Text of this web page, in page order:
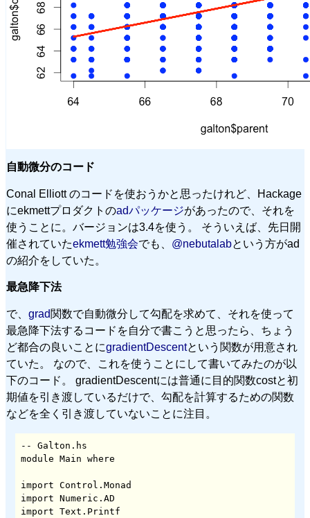
自動微分のコード
Conal Elliott のコードを使おうかと思ったけれど、Hackage
にekmettプロダクトのadパッケージがあったので、それを
使うことに。バージョンは3.4を使う。 そういえば、先日開
催されていたekmett勉強会でも、 @nebutalabという方がad
の紹介をしていた。
最急降下法
で、 grad関数で自動微分して勾配を求めて、それを使って
最急降下法するコードを自分で書こうと思ったら、ちょう
ど都合の良いことにgradientDescentという関数が用意され
ていた。 なので、これを使うことにして書いてみたのが以
下のコード。 gradientDescentには普通に目的関数costと初
期値を引き渡しているだけで、勾配を計算するための関数
などを全く引き渡していないことに注目。
-- Galton.hs
module Main where
import Control.Monad
import Numeric.AD
import Text.Printf